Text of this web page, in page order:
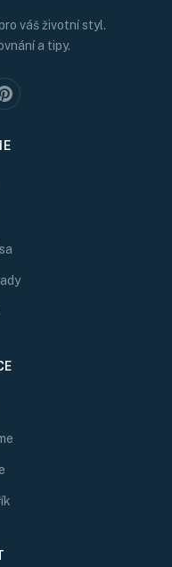
váš životní styl.
a tipy.